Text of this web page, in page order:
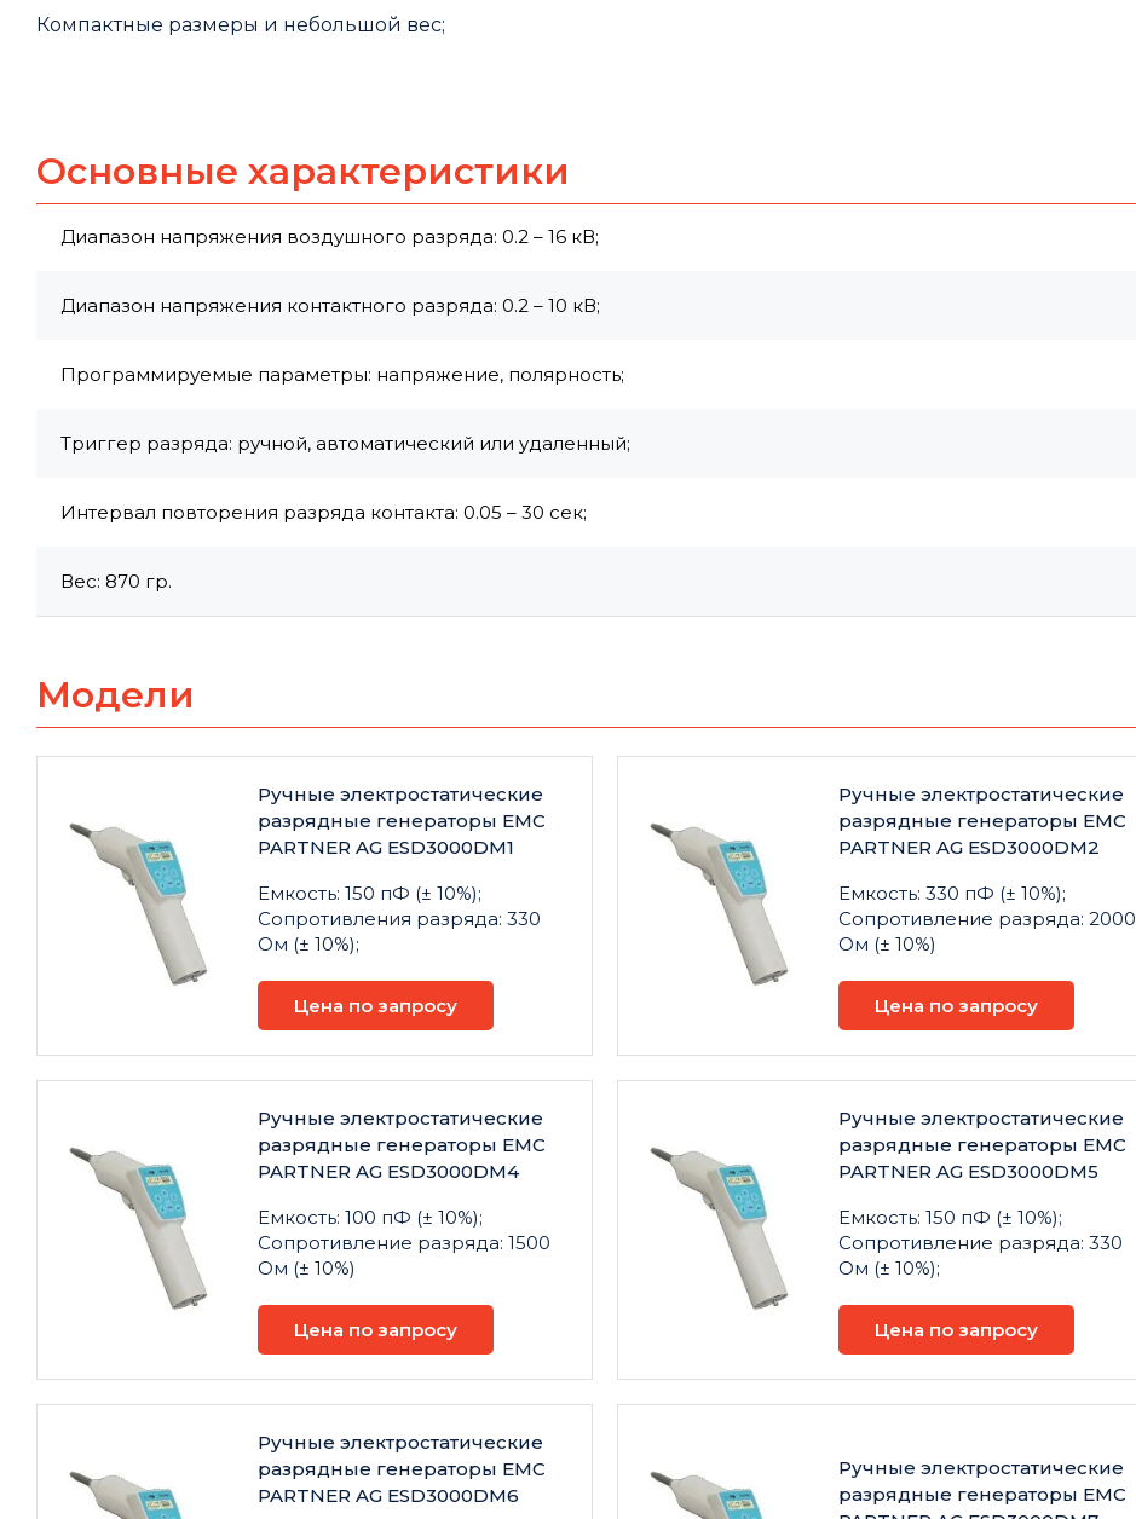
Компактные размеры и небольшой вес;
Основные характеристики
Диапазон напряжения воздушного разряда: 0.2 – 16 кВ;
Диапазон напряжения контактного разряда: 0.2 – 10 кВ;
Программируемые параметры: напряжение, полярность;
Триггер разряда: ручной, автоматический или удаленный;
Интервал повторения разряда контакта: 0.05 – 30 сек;
Вес: 870 гр.
Модели
Ручные электростатические
разрядные генераторы EMC
PARTNER AG ESD3000DM1
Емкость: 150 пФ (± 10%);
Сопротивления разряда: 330
Ом (± 10%);
Цена по запросу
Ручные электростатические
разрядные генераторы EMC
PARTNER AG ESD3000DM2
Емкость: 330 пФ (± 10%);
Сопротивление разряда: 2000
Ом (± 10%)
Цена по запросу
Ручные электростатические
разрядные генераторы EMC
PARTNER AG ESD3000DM4
Емкость: 100 пФ (± 10%);
Сопротивление разряда: 1500
Ом (± 10%)
Цена по запросу
Ручные электростатические
разрядные генераторы EMC
PARTNER AG ESD3000DM5
Емкость: 150 пФ (± 10%);
Сопротивление разряда: 330
Ом (± 10%);
Цена по запросу
Ручные электростатические
разрядные генераторы EMC
PARTNER AG ESD3000DM6
Ручные электростатические
разрядные генераторы EMC